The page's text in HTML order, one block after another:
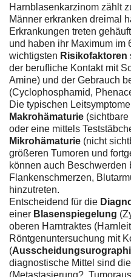
Harnblasenkarzinom zählt
Männer erkranken dreimal
Erkrankungen treten
und haben ihr Maximum im
wichtigsten Risikofaktoren
der berufliche Kontakt mit
Amine) und der Gebrauch
(Cyclophosphamid,
Die typischen
Makrohämaturie
oder eine mittels
Mikrohämaturie (nicht
größeren Tumoren und
können auch Beschwerden
Flankenschmerzen,
hinzutreten.
Entscheidend für die
einer Blasenspiegelung
oberen Harntraktes
Röntgenuntersuchung mit
(
diagnostische Mittel sind
(Metastasierung?,